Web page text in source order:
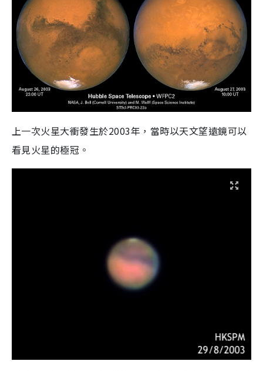
上一次火星大衝發生於2003年，當時以天文望遠鏡可以
看見火星的極冠。